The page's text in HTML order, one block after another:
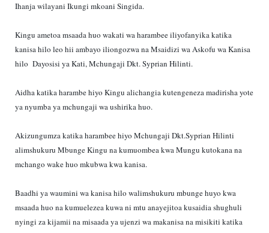
Ihanja wilayani Ikungi mkoani Singida.
Kingu ametoa msaada huo wakati wa harambee iliyofanyika katika
kanisa hilo leo hii ambayo iliongozwa na Msaidizi wa Askofu wa Kanisa
hilo Dayosisi ya Kati, Mchungaji Dkt. Syprian Hilinti.
Aidha katika harambe hiyo Kingu alichangia kutengeneza madirisha yote
ya nyumba ya mchungaji wa ushirika huo.
Akizungumza katika harambee hiyo Mchungaji Dkt.Syprian Hilinti
alimshukuru Mbunge Kingu na kumuombea kwa Mungu kutokana na
mchango wake huo mkubwa kwa kanisa.
Baadhi ya waumini wa kanisa hilo walimshukuru mbunge huyo kwa
msaada huo na kumuelezea kuwa ni mtu anayejitoa kusaidia shughuli
nyingi za kijamii na misaada ya ujenzi wa makanisa na misikiti katika